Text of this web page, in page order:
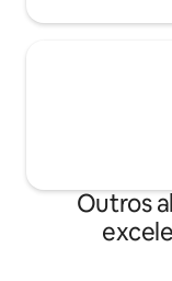
Outros